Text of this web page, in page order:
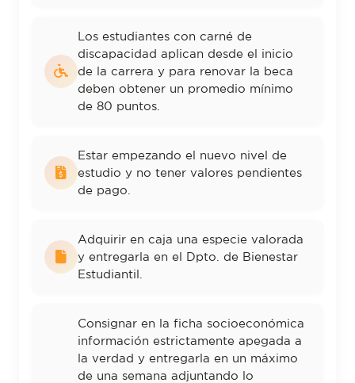
Los estudiantes con carné de
discapacidad aplican desde el inicio
de la carrera y para renovar la beca
deben obtener un promedio mínimo
de 80 puntos.
Estar empezando el nuevo nivel de
estudio y no tener valores pendientes
de pago.
Adquirir en caja una especie valorada
y entregarla en el Dpto. de Bienestar
Estudiantil.
Consignar en la ficha socioeconómica
información estrictamente apegada a
la verdad y entregarla en un máximo
de una semana adjuntando lo